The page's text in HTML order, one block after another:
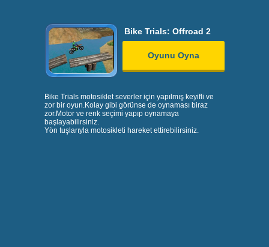
Bike Trials: Offroad 2
Oyunu Oyna
Bike Trials motosiklet severler için yapılmış keyifli ve
zor bir oyun.Kolay gibi görünse de oynaması biraz
zor.Motor ve renk seçimi yapıp oynamaya
başlayabilirsiniz.
Yön tuşlarıyla motosikleti hareket ettirebilirsiniz.